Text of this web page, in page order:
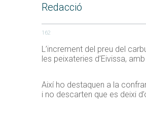
Redacció
162
L’increment del preu del
les peixateries d’Eivissa,
Així ho destaquen a la
i no descarten que es deixi